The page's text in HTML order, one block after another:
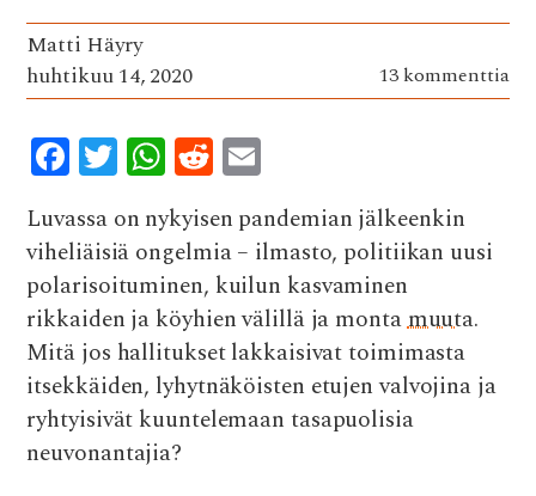
Matti Häyry
huhtikuu 14, 2020
13 kommenttia
F
ac
e
b
o
o
k
T
w
it
te
r
W
h
at
s
A
p
p
R
e
d
di
t
m
ai
l
Luvassa on nykyisen pandemian jälkeenkin
viheliäisiä ongelmia – ilmasto, politiikan uusi
polarisoituminen, kuilun kasvaminen
rikkaiden ja köyhien välillä ja montamuuta.
Mitä jos hallitukset lakkaisivat toimimasta
itsekkäiden, lyhytnäköisten etujen valvojina ja
ryhtyisivät kuuntelemaan tasapuolisia
neuvonantajia?